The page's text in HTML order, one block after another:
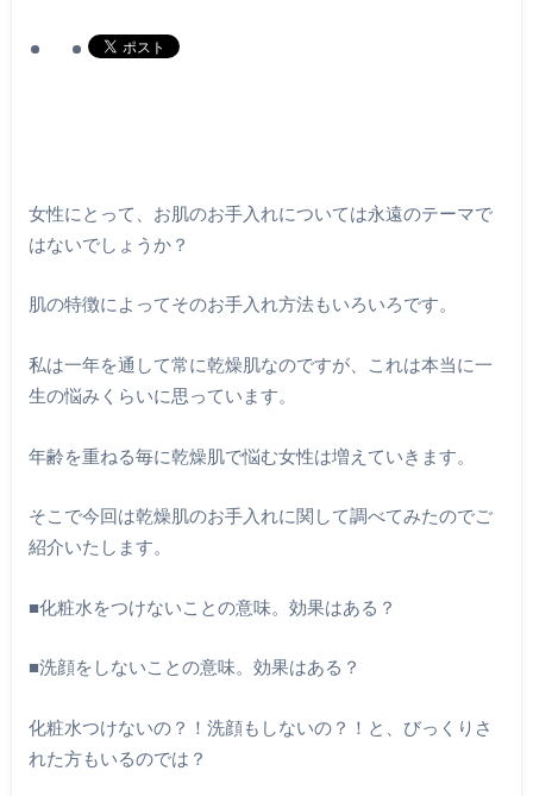
女性にとって、お肌のお手入れについては永遠のテーマで
はないでしょうか？
肌の特徴によってそのお手入れ方法もいろいろです。
私は一年を通して常に乾燥肌なのですが、これは本当に一
生の悩みくらいに思っています。
年齢を重ねる毎に乾燥肌で悩む女性は増えていきます。
そこで今回は乾燥肌のお手入れに関して調べてみたのでご
紹介いたします。
■化粧水をつけないことの意味。効果はある？
■洗顔をしないことの意味。効果はある？
化粧水つけないの？！洗顔もしないの？！と、びっくりさ
れた方もいるのでは？